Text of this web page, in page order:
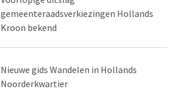
gemeenteraadsverkiezingen Hollands
Kroon bekend
Nieuwe gids Wandelen in Hollands
Noorderkwartier